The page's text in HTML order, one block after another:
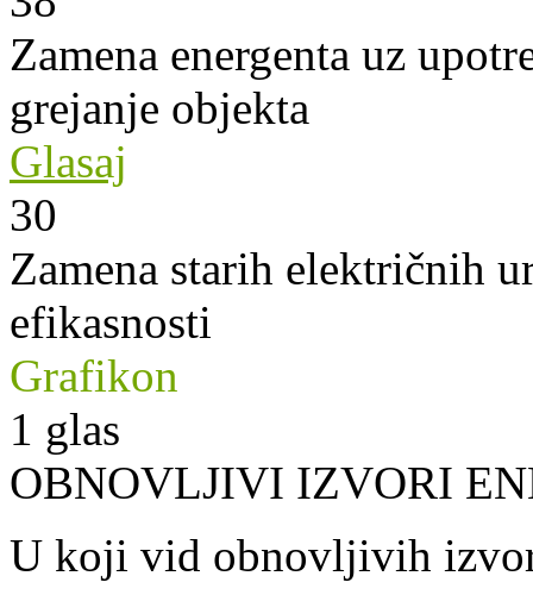
Zamena energenta uz
grejanje objekta
Glasaj
30
Zamena starih električnih
efikasnosti
Grafikon
1 glas
OBNOVLJIVI IZVORI
U koji vid obnovljivih